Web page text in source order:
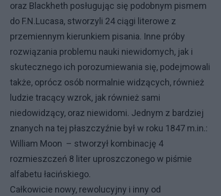
oraz Blackheth posługując się podobnym pismem
do F.N.Lucasa, stworzyli 24 ciągi literowe z
przemiennym kierunkiem pisania. Inne próby
rozwiązania problemu nauki niewidomych, jak i
skutecznego ich porozumiewania się, podejmowali
także, oprócz osób normalnie widzących, również
ludzie tracący wzrok, jak również sami
niedowidzący, oraz niewidomi. Jednym z bardziej
znanych na tej płaszczyźnie był w roku 1847 m.in.:
William Moon – stworzył kombinację 4
rozmieszczeń 8 liter uproszczonego w piśmie
alfabetu łacińskiego.
Całkowicie nowy, rewolucyjny i inny od